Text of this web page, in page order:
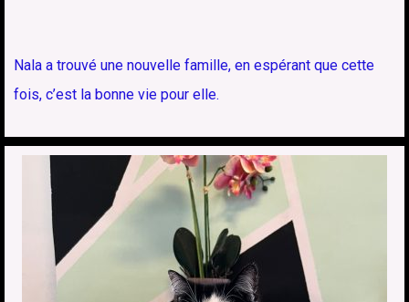
Nala a trouvé une nouvelle famille, en espérant que cette
fois, c’est la bonne vie pour elle.